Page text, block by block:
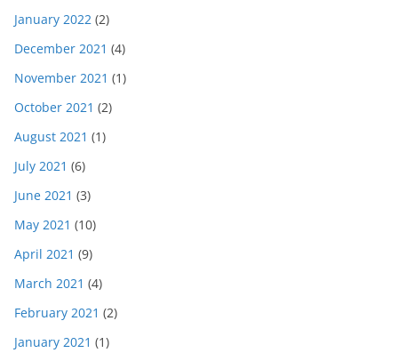
January 2022 (2)
December 2021 (4)
November 2021 (1)
October 2021 (2)
August 2021 (1)
July 2021 (6)
June 2021 (3)
May 2021 (10)
April 2021 (9)
March 2021 (4)
February 2021 (2)
January 2021 (1)